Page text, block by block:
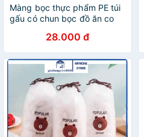
Màng bọc thực phẩm PE túi
gấu có chun bọc đồ ăn co
28.000 đ